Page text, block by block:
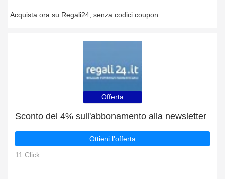
Acquista ora su Regali24, senza codici coupon
Offerta
Sconto del 4% sull'abbonamento alla newsletter
Ottieni l'offerta
11 Click